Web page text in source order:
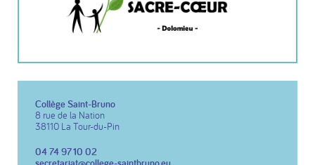
Collège Saint-Bruno
8 rue de la Nation
38110 La Tour-du-Pin
04 74 97 10 02